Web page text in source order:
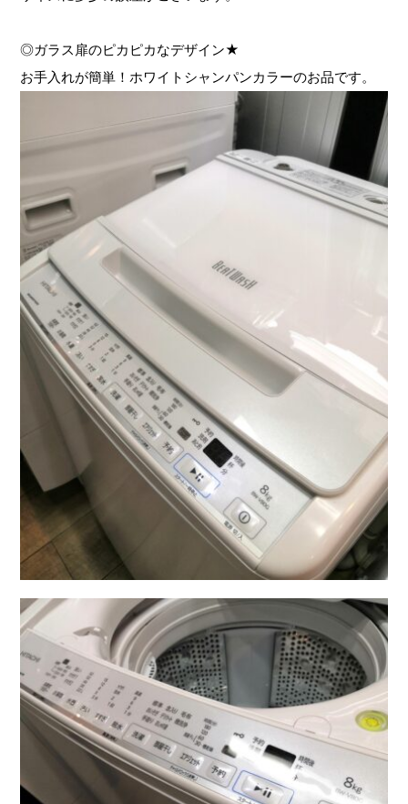
◎ガラス扉のピカピカなデザイン★
お手入れが簡単！ホワイトシャンパンカラーのお品です。